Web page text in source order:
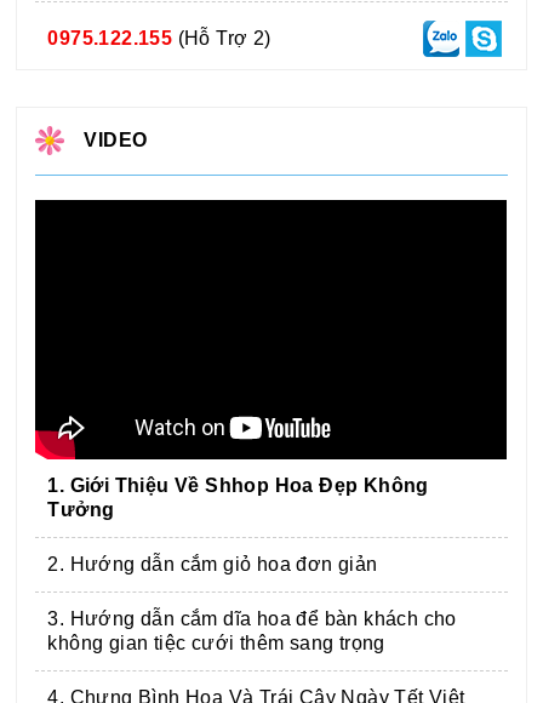
0975.122.155 (Hỗ Trợ 2)
VIDEO
1. Giới Thiệu Về Shhop Hoa Đẹp Không
Tưởng
2. Hướng dẫn cắm giỏ hoa đơn giản
3. Hướng dẫn cắm dĩa hoa để bàn khách cho
không gian tiệc cưới thêm sang trọng
4. Chưng Bình Hoa Và Trái Cây Ngày Tết Việt